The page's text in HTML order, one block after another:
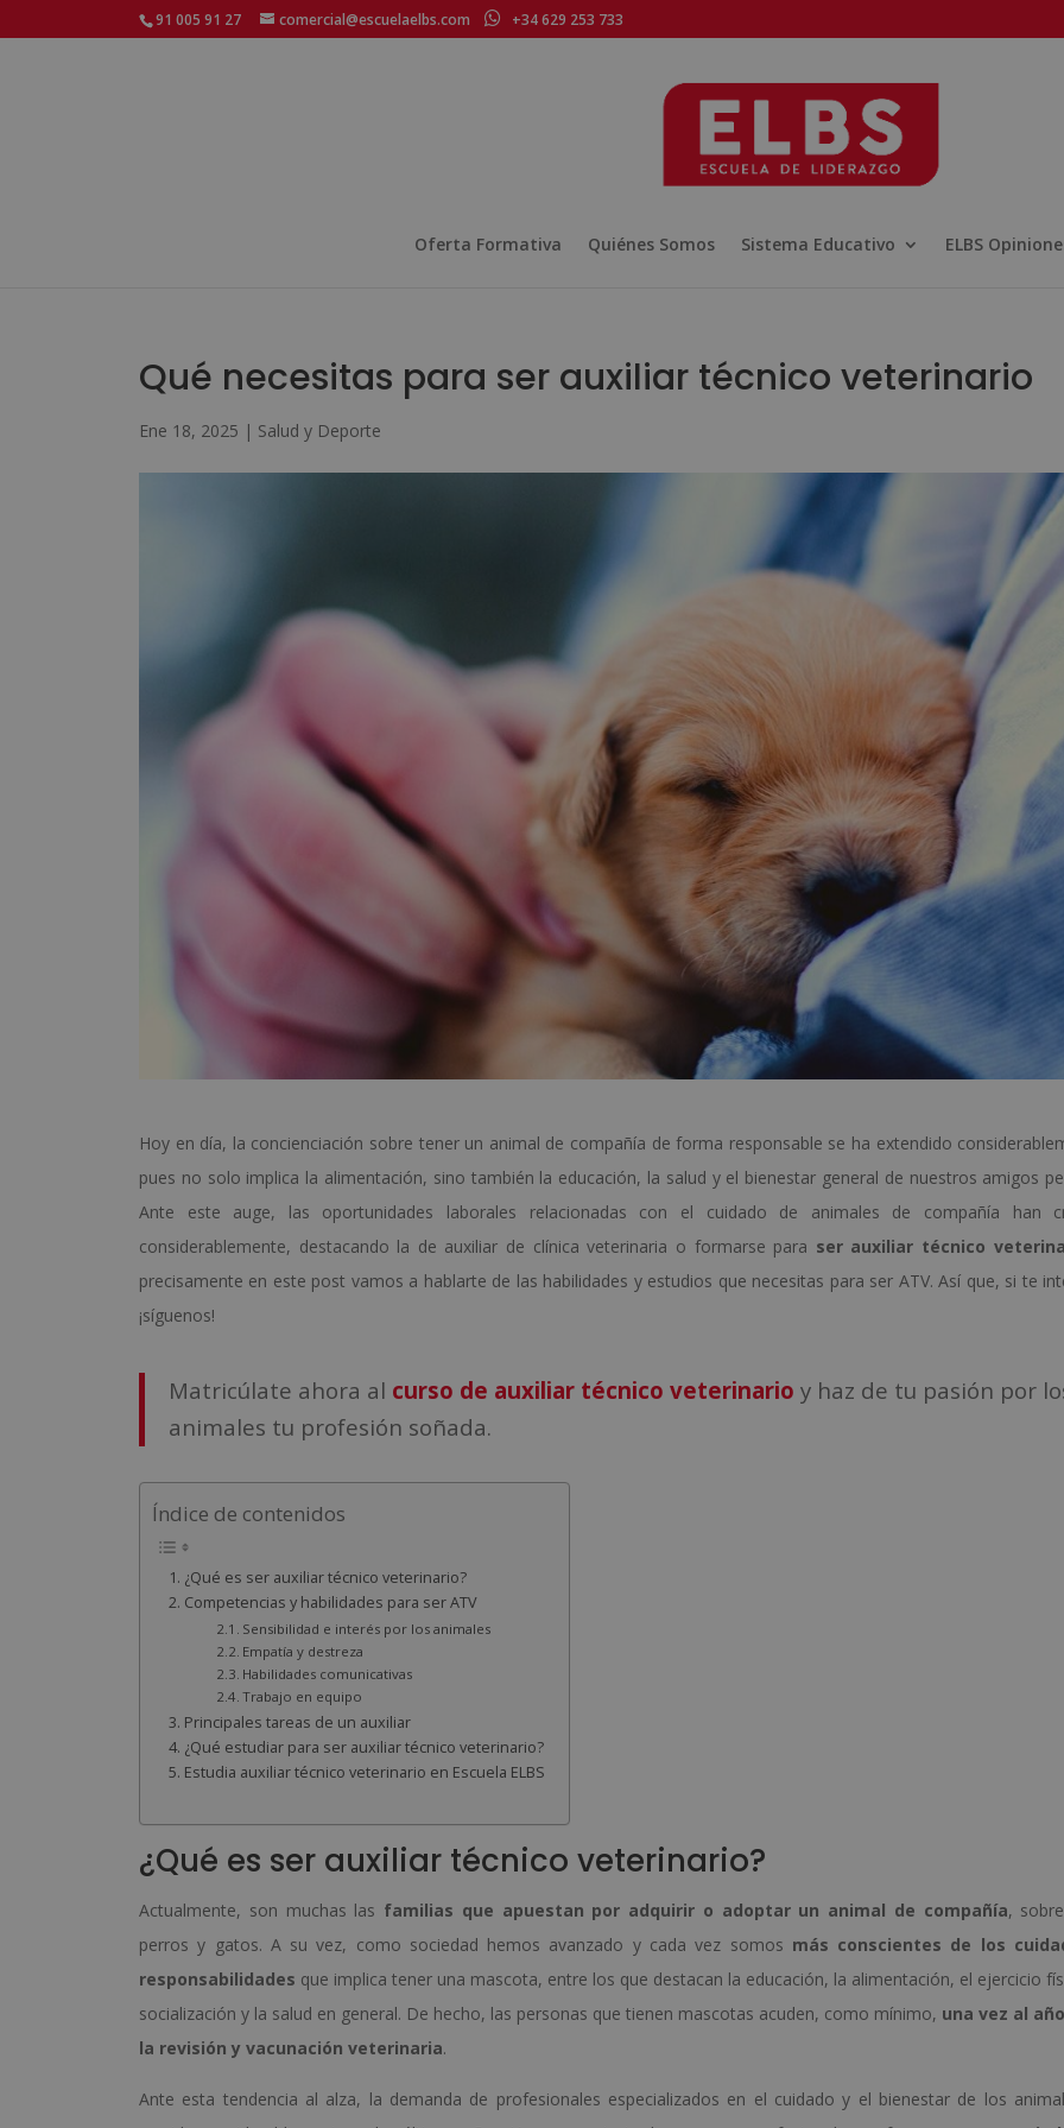
91 005 91 27 comercial@escuelaelbs.com +34 629 253 733
Oferta Formativa Quiénes Somos Sistema Educativo ELBS
Qué necesitas para ser auxiliar técnico veterinario
Ene 18, 2025 | Salud y Deporte
Hoy en día, la concienciación sobre tener un animal de compañía de forma responsable se ha extendido
pues no solo implica la alimentación, sino también la educación, la salud y el bienestar general de nuestros amigos
Ante este auge, las oportunidades laborales relacionadas con el cuidado de animales de compañía han
considerablemente, destacando la de auxiliar de clínica veterinaria o formarse para ser auxiliar técnico
precisamente en este post vamos a hablarte de las habilidades y estudios que necesitas para ser ATV. Así que, si te
¡síguenos!
Matricúlate ahora al curso de auxiliar técnico veterinario y haz de tu pasión por
animales tu profesión soñada.
Índice de contenidos
¿Qué es ser auxiliar técnico veterinario?
Competencias y habilidades para ser ATV
Sensibilidad e interés por los animales
Empatía y destreza
Habilidades comunicativas
Trabajo en equipo
Principales tareas de un auxiliar
¿Qué estudiar para ser auxiliar técnico veterinario?
Estudia auxiliar técnico veterinario en Escuela ELBS
¿Qué es ser auxiliar técnico veterinario?
Actualmente, son muchas las familias que apuestan por adquirir o adoptar un animal de compañía,
perros y gatos. A su vez, como sociedad hemos avanzado y cada vez somos más conscientes de los
responsabilidades que implica tener una mascota, entre los que destacan la educación, la alimentación, el ejercicio
socialización y la salud en general. De hecho, las personas que tienen mascotas acuden, como mínimo, una vez al
la revisión y vacunación veterinaria.
Ante esta tendencia al alza, la demanda de profesionales especializados en el cuidado y el bienestar de los